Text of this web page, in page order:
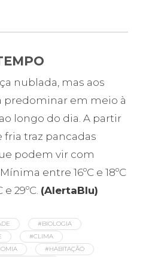
nublada, mas aos
predominar em meio à
longo do dia. A partir
traz pancadas
podem vir com
entre 16ºC e 18ºC
29ºC. (AlertaBlu)
#BIOLOGIA
#CLIMA
#HABITAÇÃO